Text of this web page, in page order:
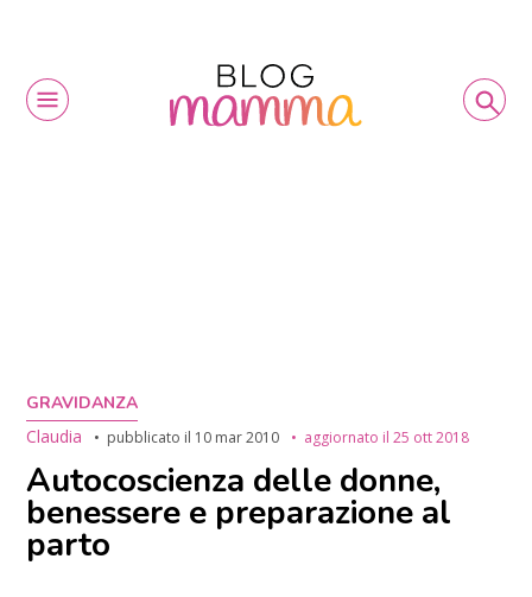
GRAVIDANZA
Claudia
pubblicato il 10 mar 2010 aggiornato il25 ott 2018
Autocoscienza delle donne,
benessere e preparazione al
parto